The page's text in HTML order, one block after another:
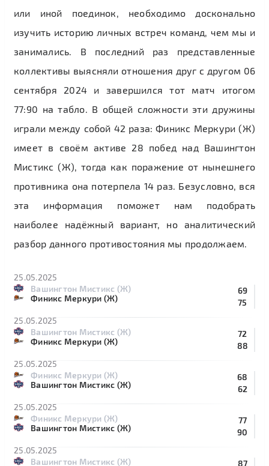
или иной поединок, необходимо досконально
изучить историю личных встреч команд, чем мы и
занимались. В последний раз представленные
коллективы выясняли отношения друг с другом 06
сентября 2024 и завершился тот матч итогом
77:90 на табло. В общей сложности эти дружины
играли между собой 42 раза: Финикс Меркури (Ж)
имеет в своём активе 28 побед над Вашингтон
Мистикс (Ж), тогда как поражение от нынешнего
противника она потерпела 14 раз. Безусловно, вся
эта информация поможет нам подобрать
наиболее надёжный вариант, но аналитический
разбор данного противостояния мы продолжаем.
25.05.2025
Вашингтон Мистикс (Ж)
69
75
Финикс Меркури (Ж)
25.05.2025
Вашингтон Мистикс (Ж)
72
88
Финикс Меркури (Ж)
25.05.2025
Финикс Меркури (Ж)
68
62
Вашингтон Мистикс (Ж)
25.05.2025
Финикс Меркури (Ж)
77
90
Вашингтон Мистикс (Ж)
25.05.2025
Вашингтон Мистикс (Ж)
87